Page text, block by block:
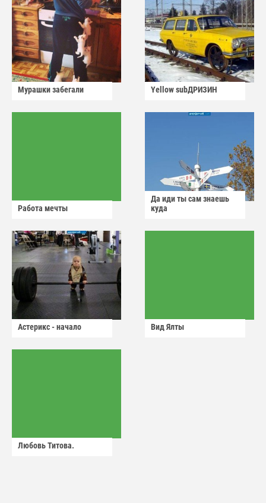
Мурашки забегали Yellow subДРИЗИН
Работа мечты
Да иди ты сам знаешь
куда
Астерикс - начало Вид Ялты
Любовь Титова.